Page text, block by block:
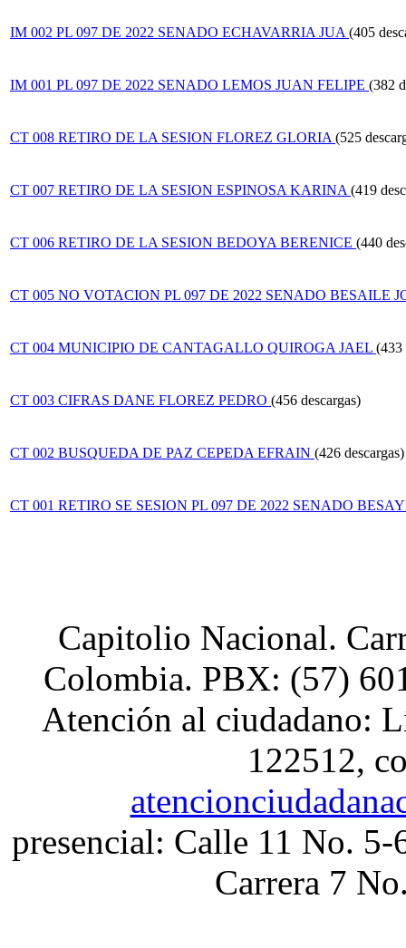
IM 002 PL 097 DE 2022 SENADO ECHAVARRIA JUA (405
IM 001 PL 097 DE 2022 SENADO LEMOS JUAN FELIPE (382
CT 008 RETIRO DE LA SESION FLOREZ GLORIA (525
CT 007 RETIRO DE LA SESION ESPINOSA KARINA (419
CT 006 RETIRO DE LA SESION BEDOYA BERENICE (440
CT 005 NO VOTACION PL 097 DE 2022 SENADO BESAILE
CT 004 MUNICIPIO DE CANTAGALLO QUIROGA JAEL (433
CT 003 CIFRAS DANE FLOREZ PEDRO (456 descargas)
CT 002 BUSQUEDA DE PAZ CEPEDA EFRAIN (426 descargas)
CT 001 RETIRO SE SESION PL 097 DE 2022 SENADO
Capitolio Nacional.
Colombia. PBX: (57)
Atención al ciudadano:
122512,
presencial: Calle 11 No.
Carrera 7